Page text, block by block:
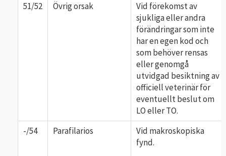
51/52 Övrig orsak
Vid förekomst av
sjukliga eller andra
förändringar som inte
har en egen kod och
som behöver rensas
eller genomgå
utvidgad besiktning av
officiell veterinär för
eventuellt beslut om
LO eller TO.
-/54
Parafilarios
Vid makroskopiska
fynd.